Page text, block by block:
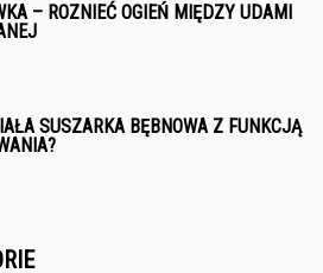
– ROZNIEĆ OGIEŃ MIĘDZY UDAMI
SUSZARKA BĘBNOWA Z FUNKCJĄ